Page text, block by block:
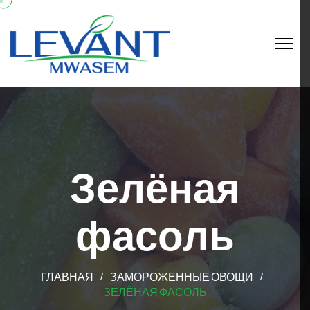
Зелёная
фасоль
ГЛАВНАЯ
ЗАМОРОЖЕННЫЕ ОВОЩИ
ЗЕЛЁНАЯ ФАСОЛЬ